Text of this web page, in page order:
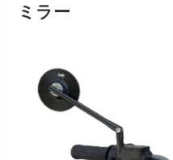
ミラー